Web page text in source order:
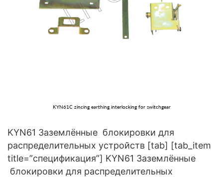
KYN61C zincing earthing interlocking for switchgear
KYN61 Заземлённые блокировки для
распределительных устройств [tab] [tab_item
title=”спецификация”] KYN61 Заземлённые
блокировки для распределительных